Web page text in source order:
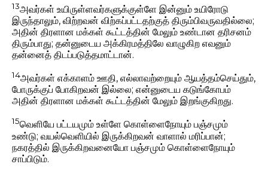
13அவர்கள் உயிருள்ளவர்களுக்குள்ளே இன்னும் உயிரோடு
இருந்தாலும், விற்றவன் விற்கப்பட்டதற்குத் திரும்பிவருவதில்லை;
அதின் திரளான மக்கள் கூட்டத்தின் மேலும் உண்டான தரிசனம்
திரும்பாது; தன்னுடைய அக்கிரமத்திலே வாழுகிற எவனும்
தன்னைத் திடப்படுத்தமாட்டான்.
14அவர்கள் எக்காளம் ஊதி, எல்லாவற்றையும் ஆயத்தம்செய்தும்,
போருக்குப் போகிறவன் இல்லை; என்னுடைய கடுங்கோபம்
அதின் திரளான மக்கள் கூட்டத்தின் மேலும் இறங்குகிறது.
15வெளியே பட்டயமும் உள்ளே கொள்ளைநோயும் பஞ்சமும்
உண்டு; வயல்வெளியில் இருக்கிறவன் வாளால் மரிப்பான்;
நகரத்தில் இருக்கிறவனையோ பஞ்சமும் கொள்ளைநோயும்
சாப்பிடும்.